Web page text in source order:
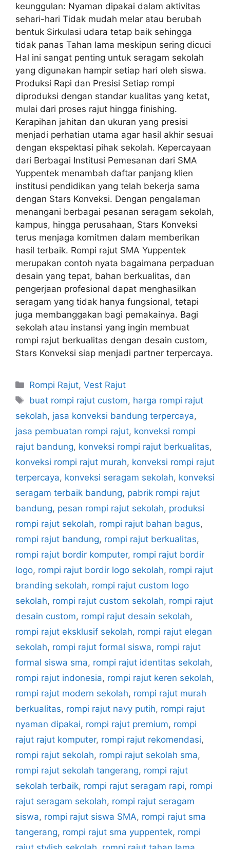
keunggulan: Nyaman dipakai dalam aktivitas
sehari-hari Tidak mudah melar atau berubah
bentuk Sirkulasi udara tetap baik sehingga
tidak panas Tahan lama meskipun sering dicuci
Hal ini sangat penting untuk seragam sekolah
yang digunakan hampir setiap hari oleh siswa.
Produksi Rapi dan Presisi Setiap rompi
diproduksi dengan standar kualitas yang ketat,
mulai dari proses rajut hingga finishing.
Kerapihan jahitan dan ukuran yang presisi
menjadi perhatian utama agar hasil akhir sesuai
dengan ekspektasi pihak sekolah. Kepercayaan
dari Berbagai Institusi Pemesanan dari SMA
Yuppentek menambah daftar panjang klien
institusi pendidikan yang telah bekerja sama
dengan Stars Konveksi. Dengan pengalaman
menangani berbagai pesanan seragam sekolah,
kampus, hingga perusahaan, Stars Konveksi
terus menjaga komitmen dalam memberikan
hasil terbaik. Rompi rajut SMA Yuppentek
merupakan contoh nyata bagaimana perpaduan
desain yang tepat, bahan berkualitas, dan
pengerjaan profesional dapat menghasilkan
seragam yang tidak hanya fungsional, tetapi
juga membanggakan bagi pemakainya. Bagi
sekolah atau instansi yang ingin membuat
rompi rajut berkualitas dengan desain custom,
Stars Konveksi siap menjadi partner terpercaya.
Rompi Rajut,Vest Rajut
buat rompi rajut custom, harga rompi rajut
sekolah, jasa konveksi bandung terpercaya,
jasa pembuatan rompi rajut, konveksi rompi
rajut bandung, konveksi rompi rajut berkualitas,
konveksi rompi rajut murah, konveksi rompi rajut
terpercaya, konveksi seragam sekolah, konveksi
seragam terbaik bandung, pabrik rompi rajut
bandung, pesan rompi rajut sekolah, produksi
rompi rajut sekolah, rompi rajut bahan bagus,
rompi rajut bandung, rompi rajut berkualitas,
rompi rajut bordir komputer, rompi rajut bordir
logo, rompi rajut bordir logo sekolah, rompi rajut
branding sekolah, rompi rajut custom logo
sekolah, rompi rajut custom sekolah, rompi rajut
desain custom, rompi rajut desain sekolah,
rompi rajut eksklusif sekolah, rompi rajut elegan
sekolah, rompi rajut formal siswa, rompi rajut
formal siswa sma, rompi rajut identitas sekolah,
rompi rajut indonesia, rompi rajut keren sekolah,
rompi rajut modern sekolah, rompi rajut murah
berkualitas, rompi rajut navy putih, rompi rajut
nyaman dipakai, rompi rajut premium, rompi
rajut rajut komputer, rompi rajut rekomendasi,
rompi rajut sekolah, rompi rajut sekolah sma,
rompi rajut sekolah tangerang, rompi rajut
sekolah terbaik, rompi rajut seragam rapi, rompi
rajut seragam sekolah, rompi rajut seragam
siswa, rompi rajut siswa SMA, rompi rajut sma
tangerang, rompi rajut sma yuppentek, rompi